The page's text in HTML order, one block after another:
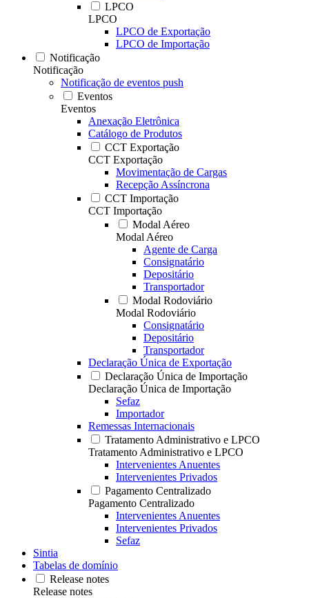
LPCO
LPCO
LPCO de Exportação
LPCO de Importação
Notificação
Notificação
Notificação de eventos push
Eventos
Eventos
Anexação Eletrônica
Catálogo de Produtos
CCT Exportação
CCT Exportação
Movimentação de Cargas
Recepção Assíncrona
CCT Importação
CCT Importação
Modal Aéreo
Modal Aéreo
Agente de Carga
Consignatário
Depositário
Transportador
Modal Rodoviário
Modal Rodoviário
Consignatário
Depositário
Transportador
Declaração Única de Exportação
Declaração Única de Importação
Declaração Única de Importação
Sefaz
Importador
Remessas Internacionais
Tratamento Administrativo e LPCO
Tratamento Administrativo e LPCO
Intervenientes Anuentes
Intervenientes Privados
Pagamento Centralizado
Pagamento Centralizado
Intervenientes Anuentes
Intervenientes Privados
Sefaz
Sintia
Tabelas de domínio
Release notes
Release notes